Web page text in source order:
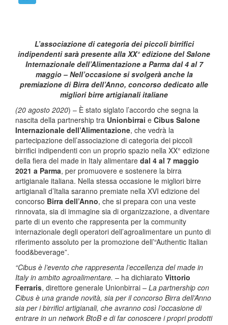
L’associazione di categoria dei piccoli birrifici
indipendenti sarà presente alla XX° edizione del Salone
Internazionale dell’Alimentazione a Parma dal 4 al 7
maggio – Nell’occasione si svolgerà anche la
premiazione di Birra dell’Anno, concorso dedicato alle
migliori birre artigianali italiane
(20 agosto 2020) – È stato siglato l’accordo che segna la
nascita della partnership tra Unionbirrai e Cibus Salone
Internazionale dell’Alimentazione, che vedrà la
partecipazione dell’associazione di categoria dei piccoli
birrifici indipendenti con un proprio spazio nella XX° edizione
della fiera del made in Italy alimentare dal 4 al 7 maggio
2021 a Parma, per promuovere e sostenere la birra
artigianale italiana. Nella stessa occasione le migliori birre
artigianali d’Italia saranno premiate nella XVI edizione del
concorso Birra dell’Anno, che si prepara con una veste
rinnovata, sia di immagine sia di organizzazione, a diventare
parte di un evento che rappresenta per la community
internazionale degli operatori dell’agroalimentare un punto di
riferimento assoluto per la promozione dell’“Authentic Italian
food&beverage”.
“Cibus è l’evento che rappresenta l’eccellenza del made in
Italy in ambito agroalimentare. – ha dichiarato Vittorio
Ferraris, direttore generale Unionbirrai – La partnership con
Cibus è una grande novità, sia per il concorso Birra dell’Anno
sia per i birrifici artigianali, che avranno così l’occasione di
entrare in un network BtoB e di far conoscere i propri prodotti